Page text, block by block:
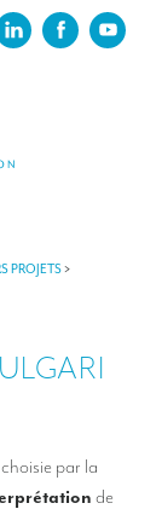
PROJETS>
par la
de